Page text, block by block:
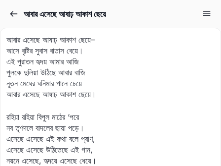
আবার এসেছে আষাঢ় আকাশ ছেয়ে
আবার এসেছে আষাঢ় আকাশ ছেয়ে–
আসে বৃষ্টির সুবাস বাতাস বেয়ে।
এই পুরাতন হৃদয় আমার আজি
পুলকে দুলিয়া উঠিছে আবার বাজি
নূতন মেঘের ঘনিমার পানে চেয়ে
আবার এসেছে আষাঢ় আকাশ ছেয়ে।
রহিয়া রহিয়া বিপুল মাঠের ‘পরে
নব তৃণদলে বাদলের ছায়া পড়ে।
এসেছে এসেছে এই কথা বলে প্রাণ,
এসেছে এসেছে উঠিতেছে এই গান,
নয়নে এসেছে, হৃদয়ে এসেছে ধেয়ে।
Don’t have an account?